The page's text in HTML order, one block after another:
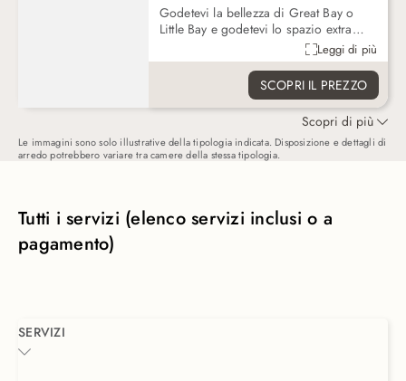
Godetevi la bellezza di Great Bay o
Little Bay e godetevi lo spazio extra
scegliendo una suite con una camera
da letto. Ogni suite dispone di un letto
king size o queen size, di una cucina
completamente attrezzata, di un divano
letto queen, di una zona giorno e di un
balcone o patio privato. Alcune suite
con una camera da letto includono
anche lavatrice e asciugatrice e uno o
Leggi di più
SCOPRI IL PREZZO
Scopri di più
Le immagini sono solo illustrative della tipologia indicata. Disposizione e dettagli di
arredo potrebbero variare tra camere della stessa tipologia.
Tutti i servizi (elenco servizi inclusi o a
pagamento)
SERVIZI